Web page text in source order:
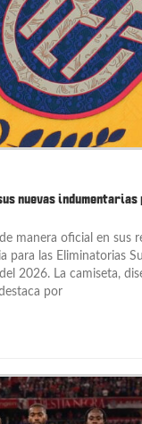
nuevas
manera oficial en sus
para las Eliminatorias
2026. La camiseta,
por